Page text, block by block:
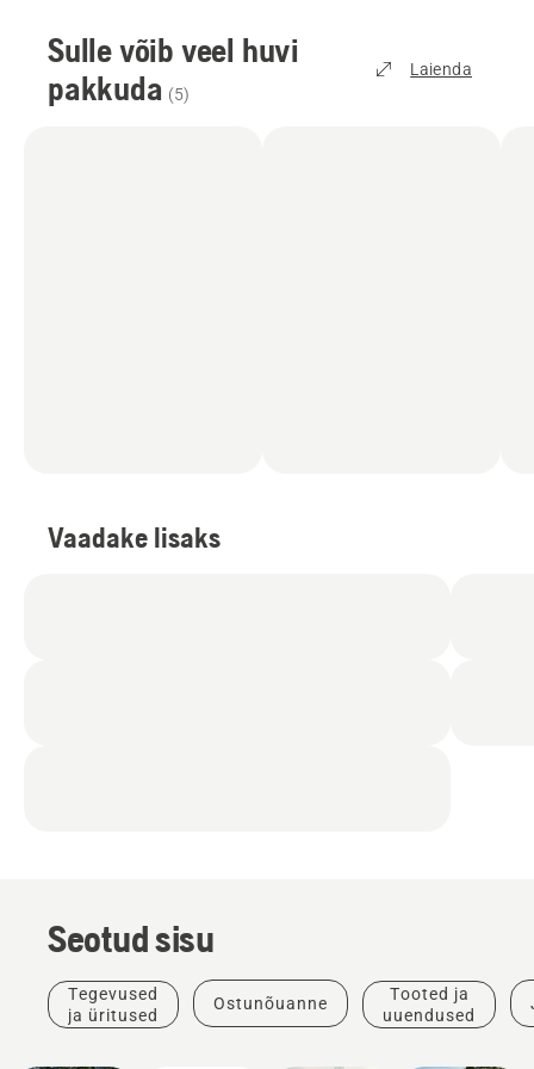
Sulle võib veel huvi
pakkuda (5)
Laienda
Vaadake lisaks
Seotud sisu
Tegevused
ja üritused
Ostunõuanne
Tooted ja
uuendused
Kohalikud